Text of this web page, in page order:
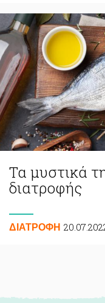
Τα μυστικά
διατροφής
ΔΙΑΤΡΟΦΗ